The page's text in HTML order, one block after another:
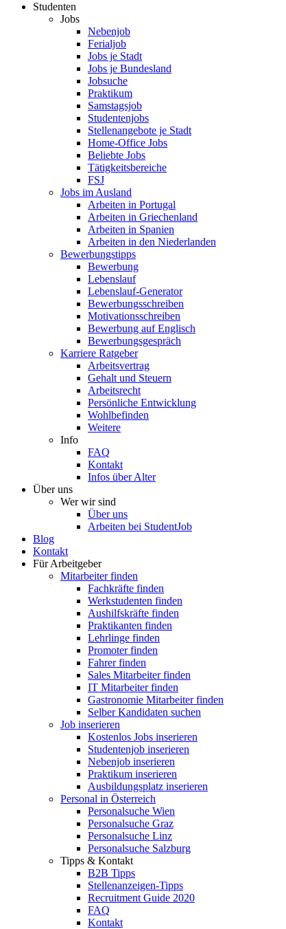
Studenten
Jobs
Nebenjob
Ferialjob
Jobs je Stadt
Jobs je Bundesland
Jobsuche
Praktikum
Samstagsjob
Studentenjobs
Stellenangebote je Stadt
Home-Office Jobs
Beliebte Jobs
Tätigkeitsbereiche
FSJ
Jobs im Ausland
Arbeiten in Portugal
Arbeiten in Griechenland
Arbeiten in Spanien
Arbeiten in den Niederlanden
Bewerbungstipps
Bewerbung
Lebenslauf
Lebenslauf-Generator
Bewerbungsschreiben
Motivationsschreiben
Bewerbung auf Englisch
Bewerbungsgespräch
Karriere Ratgeber
Arbeitsvertrag
Gehalt und Steuern
Arbeitsrecht
Persönliche Entwicklung
Wohlbefinden
Weitere
Info
FAQ
Kontakt
Infos über Alter
Über uns
Wer wir sind
Über uns
Arbeiten bei StudentJob
Blog
Kontakt
Für Arbeitgeber
Mitarbeiter finden
Fachkräfte finden
Werkstudenten finden
Aushilfskräfte finden
Praktikanten finden
Lehrlinge finden
Promoter finden
Fahrer finden
Sales Mitarbeiter finden
IT Mitarbeiter finden
Gastronomie Mitarbeiter finden
Selber Kandidaten suchen
Job inserieren
Kostenlos Jobs inserieren
Studentenjob inserieren
Nebenjob inserieren
Praktikum inserieren
Ausbildungsplatz inserieren
Personal in Österreich
Personalsuche Wien
Personalsuche Graz
Personalsuche Linz
Personalsuche Salzburg
Tipps & Kontakt
B2B Tipps
Stellenanzeigen-Tipps
Recruitment Guide 2020
FAQ
Kontakt